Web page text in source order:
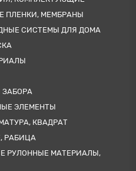
ПЛЕНКИ, МЕМБРАНЫ
СИСТЕМЫ ДЛЯ ДОМА
ЭЛЕМЕНТЫ
КВАДРАТ
РАБИЦА
РУЛОННЫЕ МАТЕРИАЛЫ,